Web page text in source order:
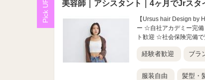
美容師｜アシスタント｜4ヶ月でJrスタ
【Ursus hair Design
ー ☆自社アカデミー完
ト歓迎 ☆社会保険完備
経験者歓迎 ブラ
服装自由 髪型・